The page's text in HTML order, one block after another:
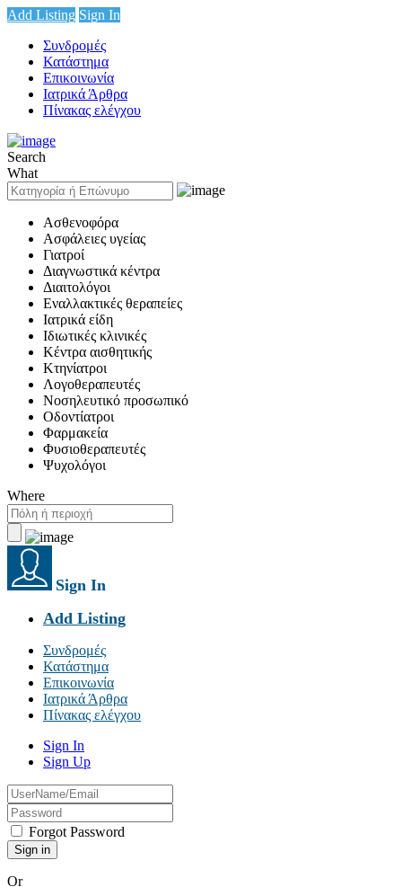
Add Listing Sign In
Συνδρομές
Κατάστημα
Επικοινωνία
Ιατρικά Άρθρα
Πίνακας ελέγχου
Search
What
Ασθενοφόρα
Ασφάλειες υγείας
Γιατροί
Διαγνωστικά κέντρα
Διαιτολόγοι
Εναλλακτικές θεραπείες
Ιατρικά είδη
Ιδιωτικές κλινικές
Κέντρα αισθητικής
Κτηνίατροι
Λογοθεραπευτές
Νοσηλευτικό προσωπικό
Οδοντίατροι
Φαρμακεία
Φυσιοθεραπευτές
Ψυχολόγοι
Where
Sign In
Add Listing
Συνδρομές
Κατάστημα
Επικοινωνία
Ιατρικά Άρθρα
Πίνακας ελέγχου
Sign In
Sign Up
Forgot Password
Or